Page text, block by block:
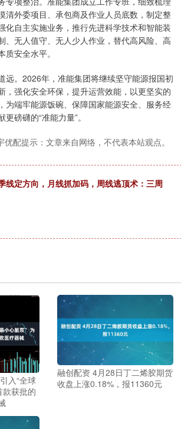
清外委项目、承包商及作业人员底数，制定整
化自主实施业务，推行先进科学技术和智能装
、无人值守、无人少人作业，替代高风险、高
安全水平。
。2026年，准能集团将继续坚守能源报国初
，强化安全环保，提升运营效能，以更坚实的
为端牢能源饭碗、保障国家能源安全、服务经
磅礴的“准能力量”。
优配提示：文章来自网络，不代表本站观点。
线定方向，月线抓加码，周线逃顶术：三周
入“全球
款获批的
融创配资 4月28日丁二烯胶期货
收盘上涨0.18%，报11360元